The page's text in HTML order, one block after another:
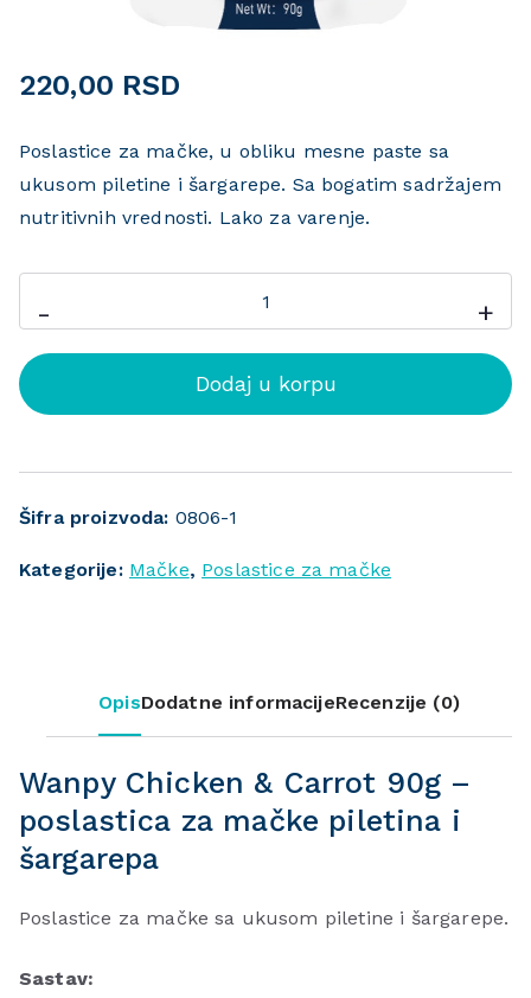
220,00 RSD
Poslastice za mačke, u obliku mesne paste sa
ukusom piletine i šargarepe. Sa bogatim sadržajem
nutritivnih vrednosti. Lako za varenje.
- +
Dodaj u korpu
Šifra proizvoda: 0806-1
Kategorije: Mačke, Poslastice za mačke
OpisDodatne informacijeRecenzije (0)
Wanpy Chicken & Carrot 90g –
poslastica za mačke piletina i
šargarepa
Poslastice za mačke sa ukusom piletine i šargarepe.
Sastav: